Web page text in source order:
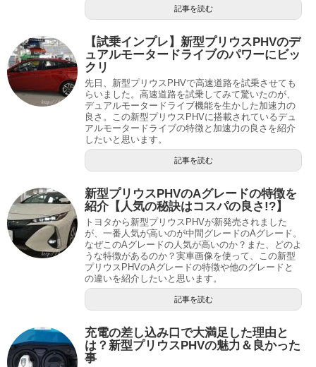
記事を読む
【試乗インプレ】新型プリウスPHVのデ
ュアルモータードライブのパワーにビッ
クリ
先日、新型プリウスPHVで高速道路を試乗させても
らいました。高速道路を試乗してみて驚いたのが、
デュアルモータードライブ機能を生かした加速力の
良さ。この新型プリウスPHVに搭載されているデュ
アルモータードライブの特徴と加速力の良さを紹介
したいと思います。
記事を読む
新型プリウスPHVのAグレードの特徴を
紹介【人気の秘訣はコスパの良さ!?】
トヨタから新型プリウスPHVが新発売されました
が、一番人気が高いのが中間グレードのAグレード。
なぜこのAグレードの人気が高いのか？また、どのよ
うな特徴があるのか？実車画像を使って、この新型
プリウスPHVのAグレードの特徴や他のグレードと
の違いを紹介したいと思います。
記事を読む
充電の差し込み口で大満足した理由と
は？新型プリウスPHVの魅力＆良かった
事